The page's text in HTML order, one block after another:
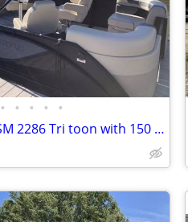
• • • • •
2025 Godfrey 24 QSM 2286 Tri toon with 150 Yamaha